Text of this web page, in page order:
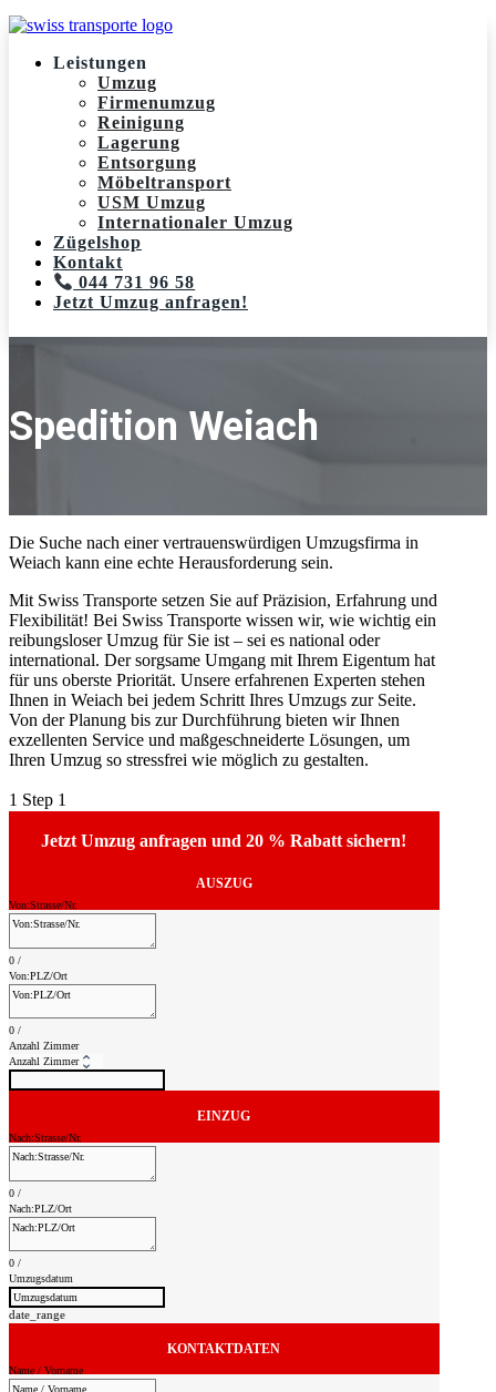
Leistungen
Umzug
Firmenumzug
Reinigung
Lagerung
Entsorgung
Möbeltransport
USM Umzug
Internationaler Umzug
Zügelshop
Kontakt
044 731 96 58
Jetzt Umzug anfragen!
Spedition Weiach
Die Suche nach einer vertrauenswürdigen Umzugsfirma in
Weiach kann eine echte Herausforderung sein.
Mit Swiss Transporte setzen Sie auf Präzision, Erfahrung und
Flexibilität! Bei Swiss Transporte wissen wir, wie wichtig ein
reibungsloser Umzug für Sie ist – sei es national oder
international. Der sorgsame Umgang mit Ihrem Eigentum hat
für uns oberste Priorität. Unsere erfahrenen Experten stehen
Ihnen in Weiach bei jedem Schritt Ihres Umzugs zur Seite.
Von der Planung bis zur Durchführung bieten wir Ihnen
exzellenten Service und maßgeschneiderte Lösungen, um
Ihren Umzug so stressfrei wie möglich zu gestalten.
1 Step 1
Jetzt Umzug anfragen und 20 % Rabatt sichern!
AUSZUG
Von:Strasse/Nr.
0 /
Von:PLZ/Ort
0 /
Anzahl Zimmer
EINZUG
Nach:Strasse/Nr.
0 /
Nach:PLZ/Ort
0 /
Umzugsdatum
date_range
KONTAKTDATEN
Name / Vorname